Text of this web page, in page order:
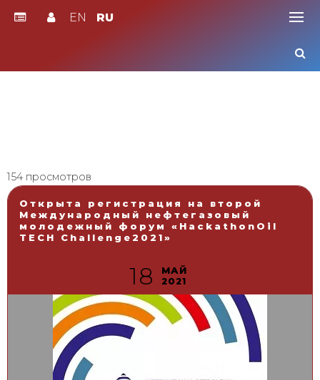
EN RU
154 просмотров
Открыта регистрация на второй
Международный нефтегазовый
молодежный форум «HackathonOil
TECH Challenge2021»
18
МАЙ
2021